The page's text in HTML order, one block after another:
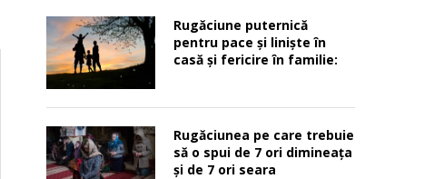
Rugăciune puternică
pentru pace şi linişte în
casă şi fericire în familie:
Rugăciunea pe care trebuie
să o spui de 7 ori dimineața
și de 7 ori seara